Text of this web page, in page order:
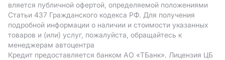
вляется публичной офертой, определяемой положениями
Статьи 437 Гражданского кодекса РФ. Для получения
подробной информации о наличии и стоимости указанных
товаров и (или) услуг, пожалуйста, обращайтесь к
менеджерам автоцентра
Кредит предоставляется банком АO «ТБанк». Лицензия ЦБ